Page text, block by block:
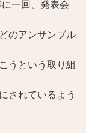
一回、発表会
のアンサンブル
うという取り組
されているよう